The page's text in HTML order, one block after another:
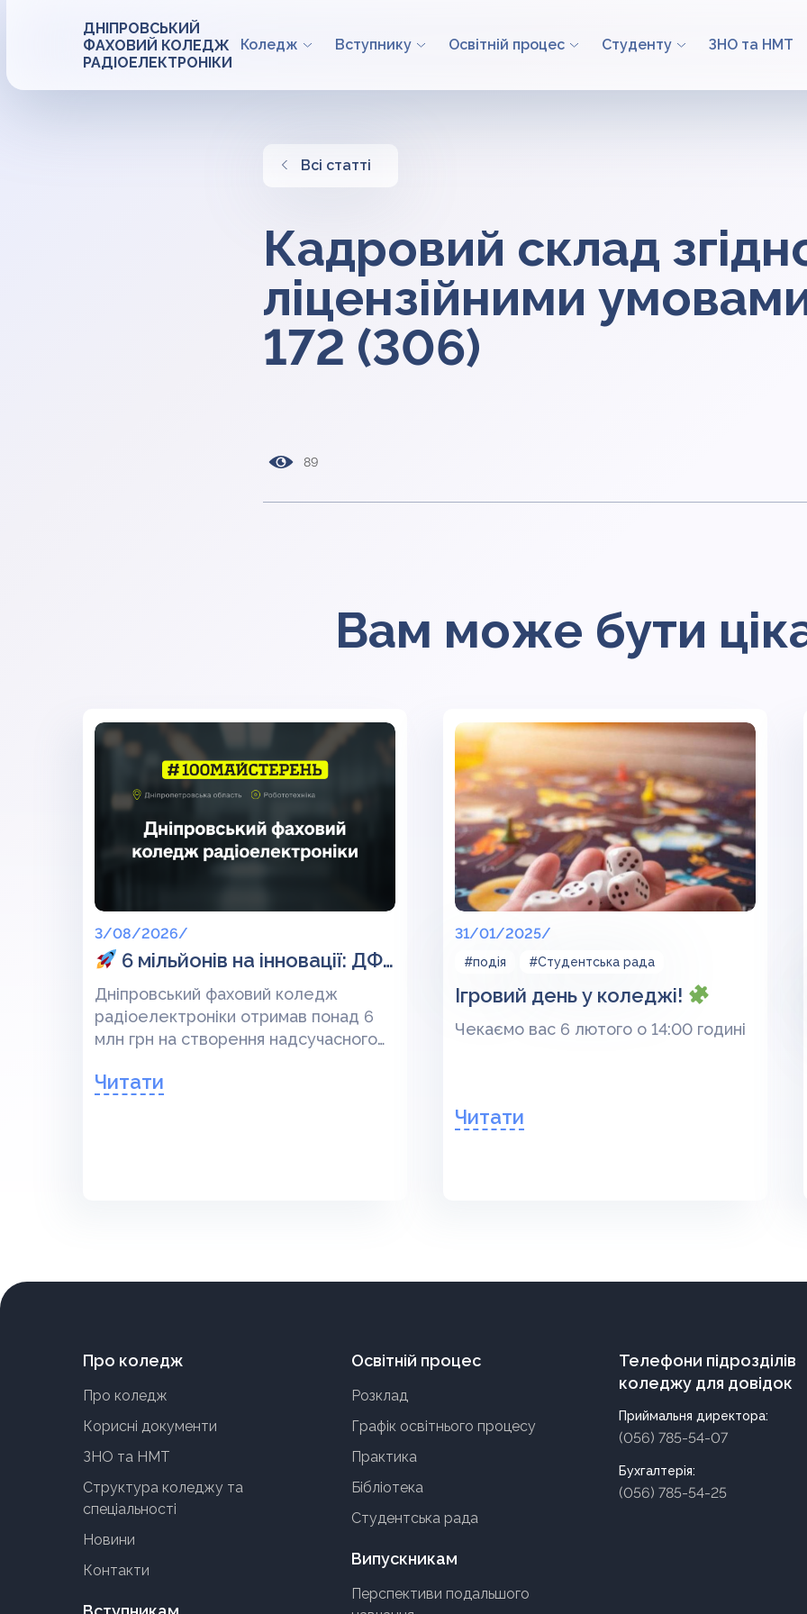
ДНІПРОВСЬКИЙ
ФАХОВИЙ КОЛЕДЖ
РАДІОЕЛЕКТРОНІКИ
Коледж Вступнику Освітній процес Студенту ЗНО та НМТ
Всі статті
Кадровий склад
ліцензійними
172 (306)
89
Вам може бути
3/08/2026/
6 мільйонів на інновації: ДФКР став переможцем проєкту #100майстерень!
Дніпровський фаховий коледж
радіоелектроніки отримав понад 6
млн грн на створення надсучасного
наші студенти зможуть на практиці
Читати
31/01/2025/
#подія #Студентська рада
Ігровий день у коледжі!
Чекаємо вас 6 лютого о 14:00 годині
Читати
Про коледж
Про коледж
Корисні документи
ЗНО та НМТ
Структура коледжу та
спеціальності
Новини
Контакти
Освітній процес
Розклад
Графік освітнього процесу
Практика
Бібліотека
Студентська рада
Випускникам
Перспективи подальшого
Телефони підрозділів
коледжу для довідок
Приймальня директора:
(056) 785-54-07
Бухгалтерія:
(056) 785-54-25